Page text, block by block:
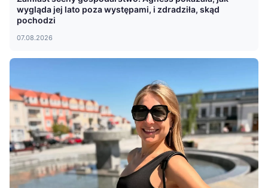
wygląda jej lato poza występami, i zdradziła, skąd
pochodzi
07.08.2026